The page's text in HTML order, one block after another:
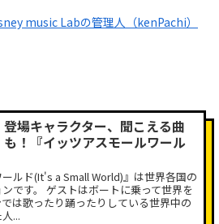
music Labの管理人（kenPachi）
登場キャラクター、聞こえる曲
も！『イッツアスモールワール
ールド(It's a Small World)』は世界各国の
です。 ゲストはボートに乗って世界を
は歌ったり踊ったりしている世界中の
...